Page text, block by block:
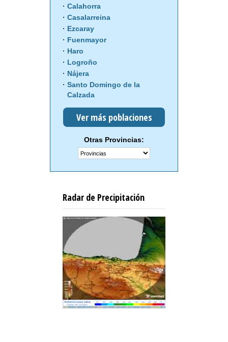
Calahorra
Casalarreina
Ezcaray
Fuenmayor
Haro
Logroño
Nájera
Santo Domingo de la
Calzada
Ver más poblaciones
Otras Provincias:
Radar de Precipitación